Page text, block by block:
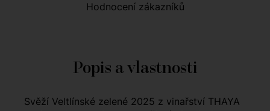
Hodnocení zákazníků
Popis a vlastnosti
Svěží Veltlínské zelené 2025 z vinařství THAYA